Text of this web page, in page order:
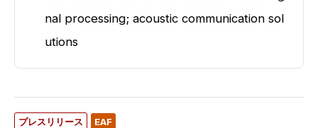
nal processing; acoustic communication sol
utions
プレスリリース EAF